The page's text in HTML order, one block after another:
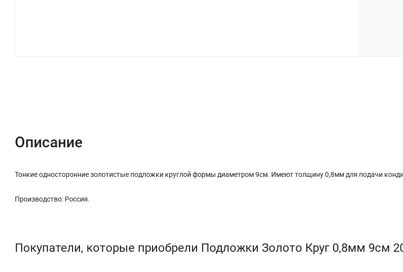
Описание
Тонкие односторонние золотистые подложки круглой формы диаметром 9см. Имеют толщину 0,8мм для подачи
Производство: Россия.
Покупатели, которые приобрели Подложки Золото Круг 0,8мм 9см